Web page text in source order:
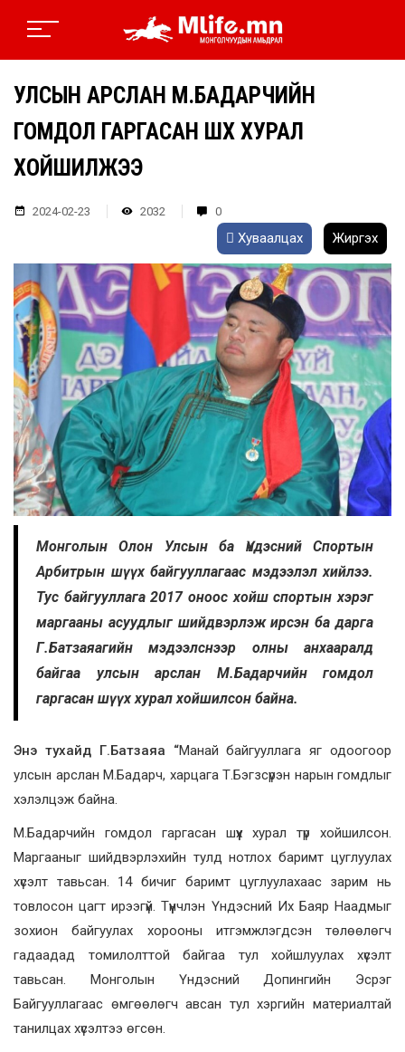
УЛСЫН АРСЛАН М.БАДАРЧИЙН
ГОМДОЛ ГАРГАСАН ШҮҮХ ХУРАЛ
ХОЙШИЛЖЭЭ
2024-02-23 2032 0
Хуваалцах Жиргэх
Монголын Олон Улсын ба Үндэсний Спортын
Арбитрын шүүх байгууллагаас мэдээлэл хийлээ.
Тус байгууллага 2017 оноос хойш спортын хэрэг
маргааны асуудлыг шийдвэрлэж ирсэн ба дарга
Г.Батзаяагийн мэдээлснээр олны анхааралд
байгаа улсын арслан М.Бадарчийн гомдол
гаргасан шүүх хурал хойшилсон байна.
Энэ тухайд Г.Батзаяа “Манай байгууллага яг одоогоор
улсын арслан М.Бадарч, харцага Т.Бэгзсүрэн нарын гомдлыг
хэлэлцэж байна.
М.Бадарчийн гомдол гаргасан шүүх хурал түр хойшилсон.
Маргааныг шийдвэрлэхийн тулд нотлох баримт цуглуулах
хүсэлт тавьсан. 14 бичиг баримт цуглуулахаас зарим нь
товлосон цагт ирээгүй. Түүнчлэн Үндэсний Их Баяр Наадмыг
зохион байгуулах хорооны итгэмжлэгдсэн төлөөлөгч
гадаадад томилолттой байгаа тул хойшлуулах хүсэлт
тавьсан. Монголын Үндэсний Допингийн Эсрэг
Байгууллагаас өмгөөлөгч авсан тул хэргийн материалтай
танилцах хүсэлтээ өгсөн.